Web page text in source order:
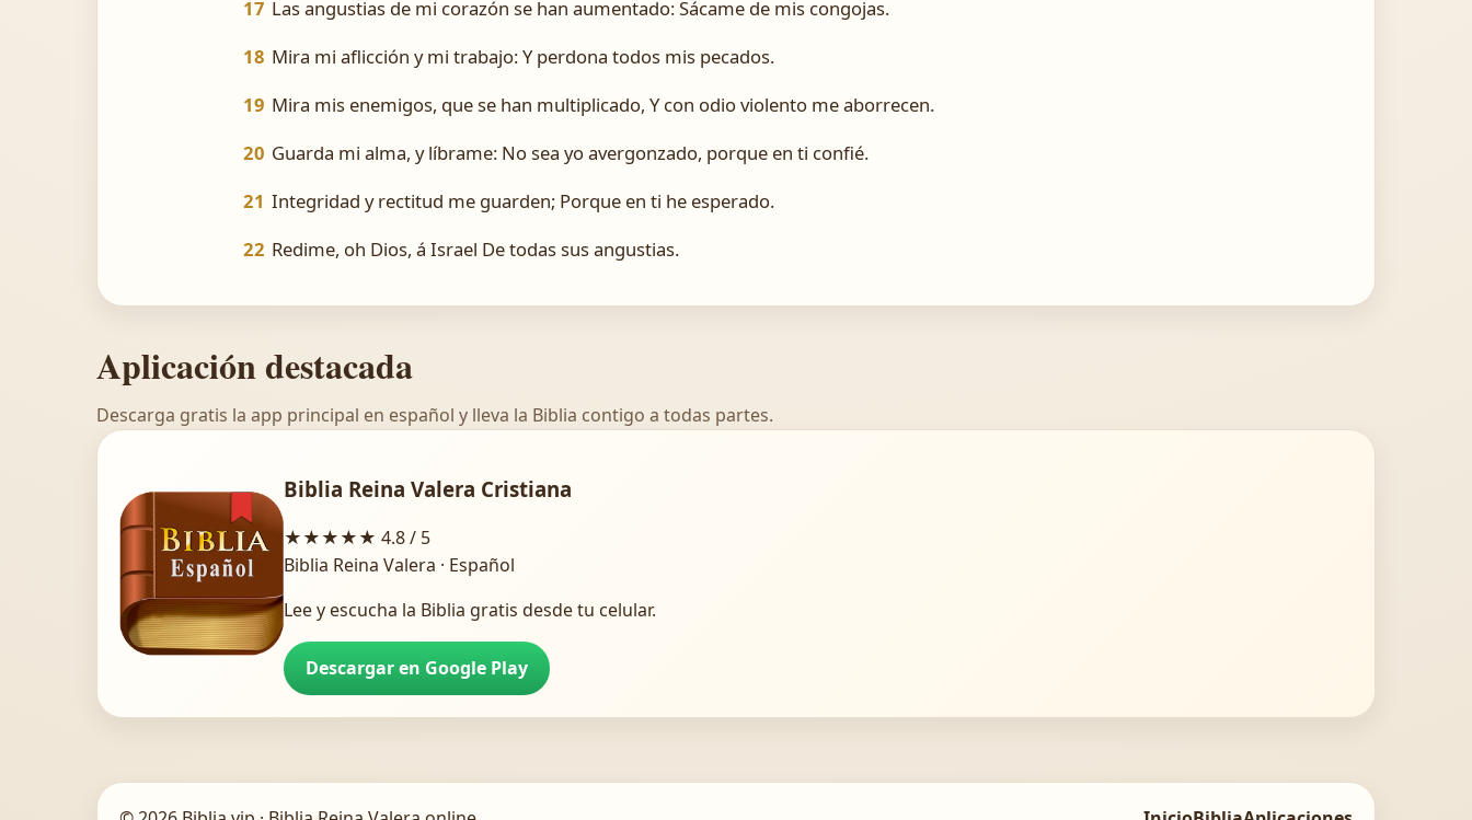
17 Las angustias de mi corazón se han aumentado: Sácame de mis congojas.
18 Mira mi aflicción y mi trabajo: Y perdona todos mis pecados.
19 Mira mis enemigos, que se han multiplicado, Y con odio violento me aborrecen.
20 Guarda mi alma, y líbrame: No sea yo avergonzado, porque en ti confié.
21 Integridad y rectitud me guarden; Porque en ti he esperado.
22 Redime, oh Dios, á Israel De todas sus angustias.
Aplicación destacada
Descarga gratis la app principal en español y lleva la Biblia contigo a todas partes.
Biblia Reina Valera Cristiana
★★★★★ 4.8 / 5
Biblia Reina Valera · Español
Lee y escucha la Biblia gratis desde tu celular.
Descargar en Google Play